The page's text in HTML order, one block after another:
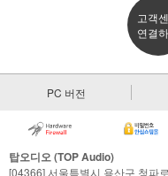
고객
연결
PC 버전
탑오디오 (TOP Audio)
[04366] 서울특별시 용산구 청파